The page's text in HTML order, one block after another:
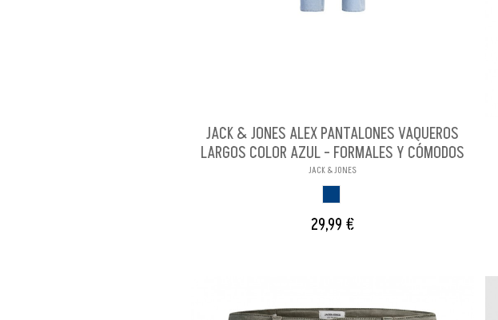
JACK & JONES ALEX PANTALONES VAQUEROS
LARGOS COLOR AZUL - FORMALES Y CÓMODOS
JACK & JONES
29,99 €